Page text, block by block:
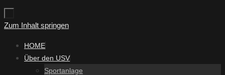
Zum Inhalt springen
HOME
Über den USV
Sportanlage